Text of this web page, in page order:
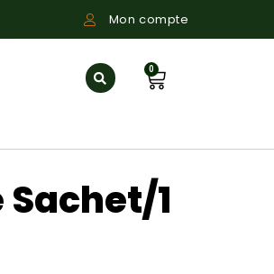
Mon compte
0
1